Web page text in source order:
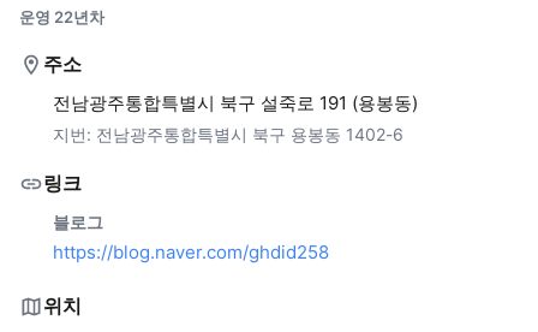
운영 22년차
주소
전남광주통합특별시 북구 설죽로 191 (용봉동)
지번: 전남광주통합특별시 북구 용봉동 1402-6
링크
블로그
https://blog.naver.com/ghdid258
위치